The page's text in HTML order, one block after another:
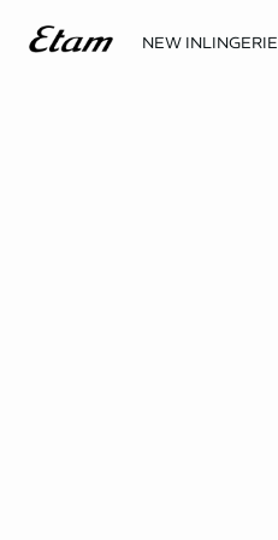
NEW INLINGERIE